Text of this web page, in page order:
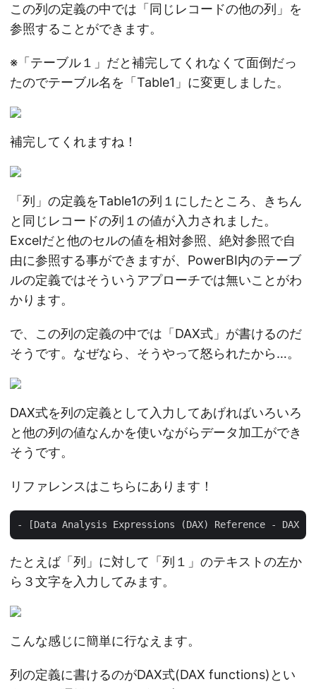
この列の定義の中では「同じレコードの他の列」を
参照することができます。
※「テーブル１」だと補完してくれなくて面倒だっ
たのでテーブル名を「Table1」に変更しました。
補完してくれますね！
「列」の定義をTable1の列１にしたところ、きちん
と同じレコードの列１の値が入力されました。
Excelだと他のセルの値を相対参照、絶対参照で自
由に参照する事ができますが、PowerBI内のテーブ
ルの定義ではそういうアプローチでは無いことがわ
かります。
で、この列の定義の中では「DAX式」が書けるのだ
そうです。なぜなら、そうやって怒られたから…。
DAX式を列の定義として入力してあげればいろいろ
と他の列の値なんかを使いながらデータ加工ができ
そうです。
リファレンスはこちらにあります！
たとえば「列」に対して「列１」のテキストの左か
ら３文字を入力してみます。
こんな感じに簡単に行なえます。
列の定義に書けるのがDAX式(DAX functions)とい